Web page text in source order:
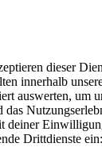
dieser
innerhalb
auswerten, um
das
deiner
Drittdienste ein: